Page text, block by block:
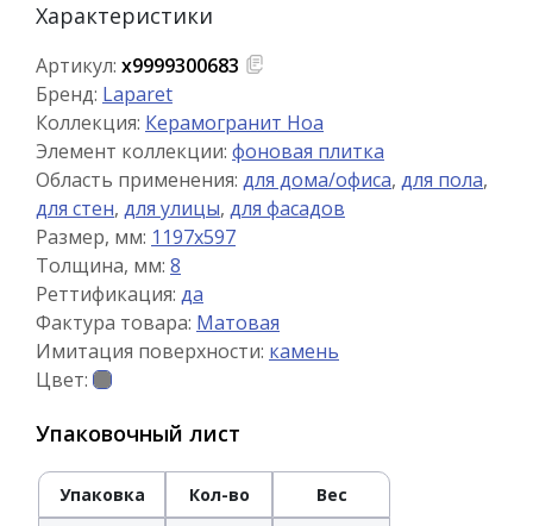
Характеристики
Артикул: х9999300683
Бренд: Laparet
Коллекция: Керамогранит Ноа
Элемент коллекции: фоновая плитка
Область применения: для дома/офиса, для пола,
для стен, для улицы, для фасадов
Размер, мм: 1197x597
Толщина, мм: 8
Реттификация: да
Фактура товара: Матовая
Имитация поверхности: камень
Цвет:
Упаковочный лист
Упаковка Кол-во Вес